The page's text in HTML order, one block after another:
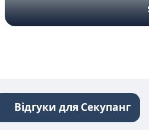
Відгуки для Секупанг